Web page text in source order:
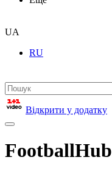
UA
RU
Відкрити у додатку
FootballHub